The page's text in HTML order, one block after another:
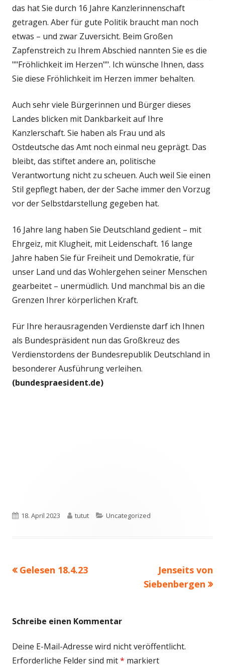
das hat Sie durch 16 Jahre Kanzlerinnenschaft
getragen. Aber für gute Politik braucht man noch
etwas – und zwar Zuversicht. Beim Großen
Zapfenstreich zu Ihrem Abschied nannten Sie es die
""Fröhlichkeit im Herzen"". Ich wünsche Ihnen, dass
Sie diese Fröhlichkeit im Herzen immer behalten.
Auch sehr viele Bürgerinnen und Bürger dieses
Landes blicken mit Dankbarkeit auf Ihre
Kanzlerschaft. Sie haben als Frau und als
Ostdeutsche das Amt noch einmal neu geprägt. Das
bleibt, das stiftet andere an, politische
Verantwortung nicht zu scheuen. Auch weil Sie einen
Stil gepflegt haben, der der Sache immer den Vorzug
vor der Selbstdarstellung gegeben hat.
16 Jahre lang haben Sie Deutschland gedient – mit
Ehrgeiz, mit Klugheit, mit Leidenschaft. 16 lange
Jahre haben Sie für Freiheit und Demokratie, für
unser Land und das Wohlergehen seiner Menschen
gearbeitet – unermüdlich. Und manchmal bis an die
Grenzen Ihrer körperlichen Kraft.
Für Ihre herausragenden Verdienste darf ich Ihnen
als Bundespräsident nun das Großkreuz des
Verdienstordens der Bundesrepublik Deutschland in
besonderer Ausführung verleihen.
(bundespraesident.de)
Veröffentlicht
18. April 2023 Autor
tutut Kategorien
Uncategorized
Beitragsnavigation
Vorheriger
Gelesen 18.4.23
Nächster
Beitrag
Jenseits von
Siebenbergen
Schreibe einen Kommentar
Deine E-Mail-Adresse wird nicht veröffentlicht.
Erforderliche Felder sind mit* markiert